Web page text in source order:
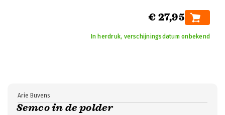
€ 27,95
In herdruk, verschijningsdatum onbekend
Semco in de polder
Arie Buvens